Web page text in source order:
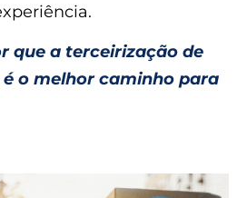
que a terceirização de
o melhor caminho para